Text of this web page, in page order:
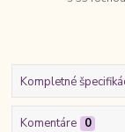
Kompletné
Komentáre 0